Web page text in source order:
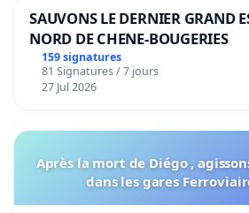
SAUVONS LE DERNIER GRAND
NORD DE CHENE-BOUGERIES
159 signatures
81 Signatures / 7 jours
27 Jul 2026
Après la mort de Diégo ,
dans les gares